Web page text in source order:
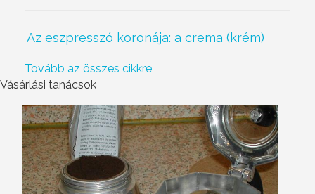
Az eszpresszó koronája: a crema (krém)
Tovább az összes cikkre
Vásárlási tanácsok